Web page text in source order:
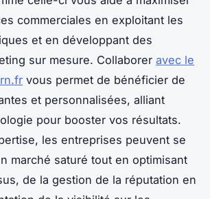
commerciales en exploitant les
et en développant des
sur mesure. Collaborer avec le
vous permet de bénéficier de
et personnalisées, alliant
pour booster vos résultats.
les entreprises peuvent se
marché saturé tout en optimisant
de la gestion de la réputation en